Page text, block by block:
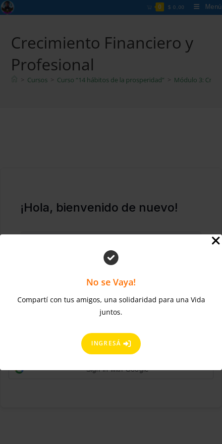
No se Vaya!
Compartí con tus amigos, una solidaridad para una Vida
juntos.
INGRESÁ
Ir
al
0 $ 0,00 Menú
Crecimiento Financiero y
Profesional
> Cursos > Curso “14 hábitos de la prosperidad” > Módulo 3:
¡Hola, bienvenido de nuevo!
Mantenerme conectado ¿Olvidaste la contraseña?
ACCEDER
¿No tienes una cuenta? Regístrate ahora
Sign in with Google